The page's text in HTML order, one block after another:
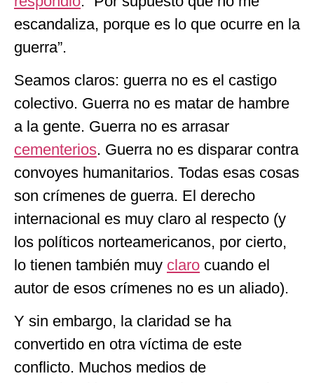
escandaliza, porque es lo que ocurre en la
guerra”.
Seamos claros: guerra no es el castigo
colectivo. Guerra no es matar de hambre
a la gente. Guerra no es arrasar
cementerios. Guerra no es disparar contra
convoyes humanitarios. Todas esas cosas
son crímenes de guerra. El derecho
internacional es muy claro al respecto (y
los políticos norteamericanos, por cierto,
lo tienen también muy claro cuando el
autor de esos crímenes no es un aliado).
Y sin embargo, la claridad se ha
convertido en otra víctima de este
conflicto. Muchos medios de